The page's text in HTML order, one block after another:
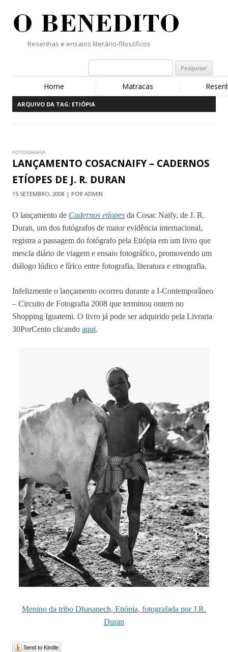
Resenhas e ensaios literário-filosóficos
Home Matracas
ARQUIVO DA TAG: ETIÓPIA
FOTOGRAFIA
LANÇAMENTO COSACNAIFY – CADERNOS
ETÍOPES DE J. R. DURAN
15 SETEMBRO, 2008 | POR ADMIN
O lançamento de Cadernos etíopes da Cosac Naify, de J. R.
Duran, um dos fotógrafos de maior evidência internacional,
registra a passagem do fotógrafo pela Etiópia em um livro que
mescla diário de viagem e ensaio fotográfico, promovendo um
diálogo lúdico e lírico entre fotografia, literatura e etnografia.
Infelizmente o lançamento ocorreu durante a I-Contemporâneo
– Circuito de Fotografia 2008 que terminou ontem no
Shopping Iguatemi. O livro já pode ser adquirido pela Livraria
30PorCento clicando aqui.
Menino da tribo Dhasanech, Etiópia, fotografada por J.R.
Duran
Send to Kindle